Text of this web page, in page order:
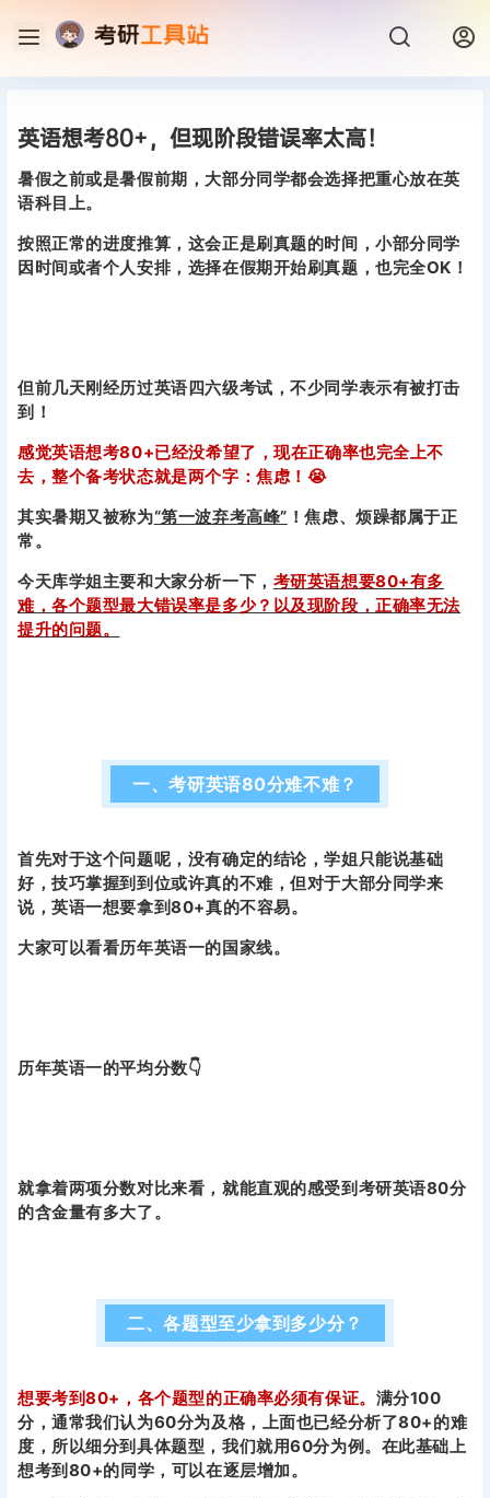
英语想考80+，但现阶段错误率太高！
暑假之前或是暑假前期，大部分同学都会选择把重心放在英
语科目上。
按照正常的进度推算，这会正是刷真题的时间，小部分同学
因时间或者个人安排，选择在假期开始刷真题，也完全OK！
但前几天刚经历过英语四六级考试，不少同学表示有被打击
到！
感觉英语想考80+已经没希望了，现在正确率也完全上不
去，整个备考状态就是两个字：焦虑！😭
其实暑期又被称为“第一波弃考高峰” ！焦虑、烦躁都属于正
常。
今天库学姐主要和大家分析一下， 考研英语想要80+有多
难，各个题型最大错误率是多少？以及现阶段，正确率无法
提升的问题。
一、考研英语80分难不难？
首先对于这个问题呢，没有确定的结论，学姐只能说基础
好，技巧掌握到到位或许真的不难，但对于大部分同学来
说，英语一想要拿到80+真的不容易。
大家可以看看历年英语一的国家线。
历年英语一的平均分数👇
就拿着两项分数对比来看，就能直观的感受到考研英语80分
的含金量有多大了。
二、各题型至少拿到多少分？
想要考到80+，各个题型的正确率必须有保证。 满分100
分，通常我们认为60分为及格，上面也已经分析了80+的难
度，所以细分到具体题型，我们就用60分为例。在此基础上
想考到80+的同学，可以在逐层增加。